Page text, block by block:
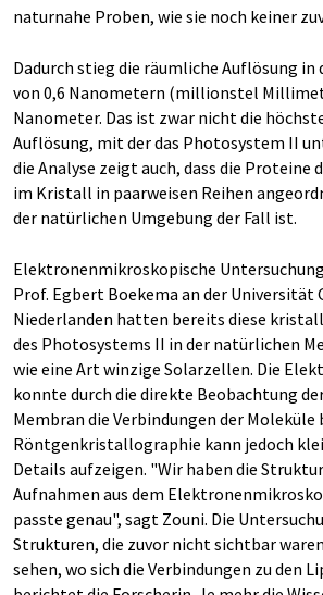
naturnahe Proben, wie sie noch keiner
Dadurch stieg die räumliche Auflösung in
von 0,6 Nanometern (millionstel
Nanometer. Das ist zwar nicht die
Auflösung, mit der das Photosystem II
die Analyse zeigt auch, dass die Proteine
im Kristall in paarweisen Reihen
der natürlichen Umgebung der Fall ist.
Elektronenmikroskopische
Prof. Egbert Boekema an der Universität
Niederlanden hatten bereits diese
des Photosystems II in der natürlichen
wie eine Art winzige Solarzellen. Die
konnte durch die direkte Beobachtung
Membran die Verbindungen der Moleküle
Röntgenkristallographie kann jedoch
Details aufzeigen. "Wir haben die
Aufnahmen aus dem
passte genau", sagt Zouni. Die
Strukturen, die zuvor nicht sichtbar
sehen, wo sich die Verbindungen zu den